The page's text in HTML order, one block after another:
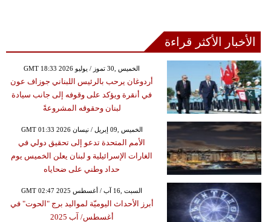
الأخبار الأكثر قراءة
GMT 18:33 2026 الخميس ,30 تموز / يوليو
أردوغان يرحب بالرئيس اللبناني جوزاف عون
في أنقرة ويؤكد على وقوفه إلى جانب سيادة
لبنان وحقوقه المشروعةً
GMT 01:33 2026 الخميس ,09 إبريل / نيسان
الأمم المتحدة تدعو إلى تحقيق دولي في
الغارات الإسرائيلية و لبنان يعلن الخميس يوم
حداد وطني على ضحاياه
GMT 02:47 2025 السبت ,16 آب / أغسطس
أبرز الأحداث اليوميّة لمواليد برج "الحوت" في
أغسطس/ آب 2025